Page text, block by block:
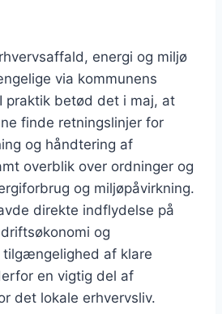
energi og miljø
via kommunens
praktik betød det i maj, at
finde retningslinjer for
og håndtering af
overblik over ordninger og
og miljøpåvirkning.
direkte indflydelse på
og
tilgængelighed af klare
en vigtig del af
det lokale erhvervsliv.